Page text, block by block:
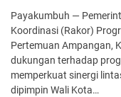
Payakumbuh —
Koordinasi (Rakor)
Pertemuan Ampangan,
dukungan terhadap
memperkuat sinergi
dipimpin Wali Kota…